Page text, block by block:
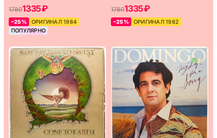
17801335 ₽
–25%
ОРИГИНАЛ 1984
ПОПУЛЯРНО
17801335 ₽
–25% ОРИГИНАЛ 1982